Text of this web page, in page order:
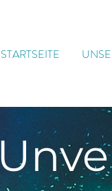
STARTSEITE